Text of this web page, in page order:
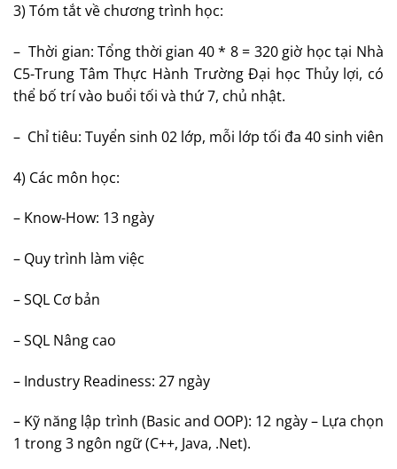
3) Tóm tắt về chương trình học:
– Thời gian: Tổng thời gian 40 * 8 = 320 giờ học tại Nhà
C5-Trung Tâm Thực Hành Trường Đại học Thủy lợi, có
thể bố trí vào buổi tối và thứ 7, chủ nhật.
– Chỉ tiêu: Tuyển sinh 02 lớp, mỗi lớp tối đa 40 sinh viên
4) Các môn học:
– Know-How: 13 ngày
– Quy trình làm việc
– SQL Cơ bản
– SQL Nâng cao
– Industry Readiness: 27 ngày
– Kỹ năng lập trình (Basic and OOP): 12 ngày – Lựa chọn
1 trong 3 ngôn ngữ (C++, Java, .Net).